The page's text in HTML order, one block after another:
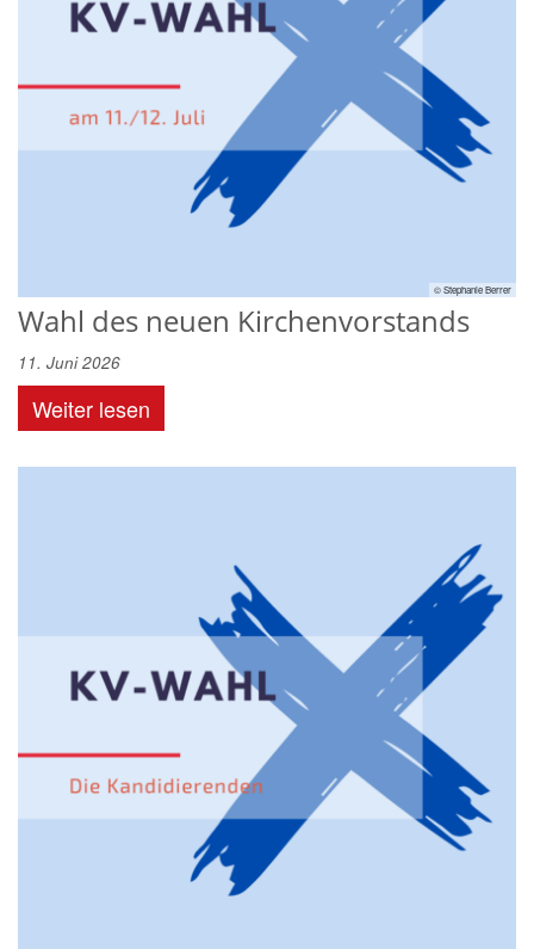
© Stephanie Berrer
Wahl des neuen Kirchenvorstands
11. Juni 2026
Weiter lesen